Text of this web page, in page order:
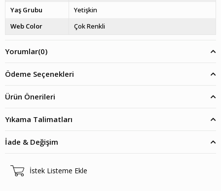
Yaş Grubu
Yetişkin
Web Color
Çok Renkli
Yorumlar(0)
Ödeme Seçenekleri
Ürün Önerileri
Yıkama Talimatları
İade & Değişim
İstek Listeme Ekle